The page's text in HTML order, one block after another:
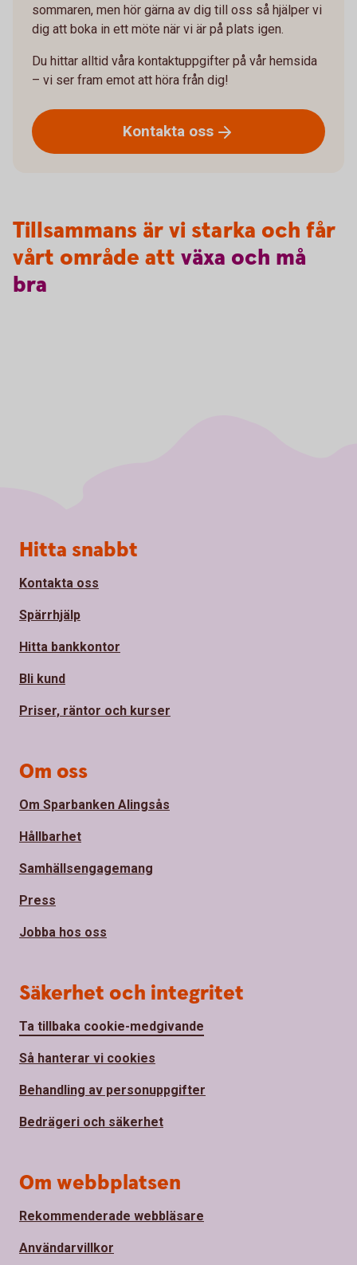
sommaren, men hör gärna av dig till oss så hjälper vi
dig att boka in ett möte när vi är på plats igen.
Du hittar alltid våra kontaktuppgifter på vår hemsida
– vi ser fram emot att höra från dig!
Kontakta oss
Tillsammans är vi starka och får
vårt område att växa och må
bra
Sidfot
Hitta snabbt
Kontakta oss
Spärrhjälp
Hitta bankkontor
Bli kund
Priser, räntor och kurser
Om oss
Om Sparbanken Alingsås
Hållbarhet
Samhällsengagemang
Press
Jobba hos oss
Säkerhet och integritet
Ta tillbaka cookie-medgivande
Så hanterar vi cookies
Behandling av personuppgifter
Bedrägeri och säkerhet
Om webbplatsen
Rekommenderade webbläsare
Användarvillkor